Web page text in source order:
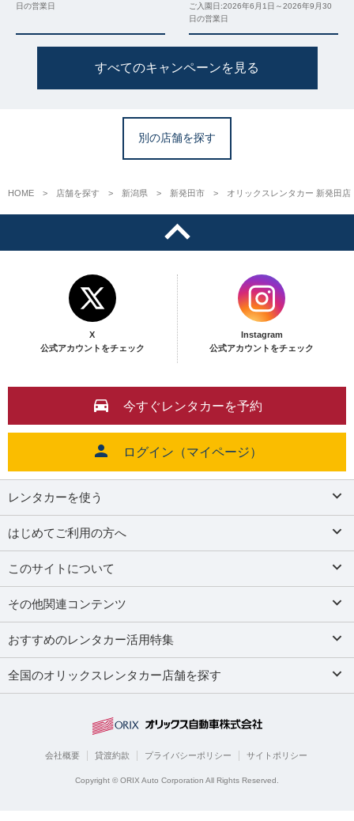
日の営業日
ご入園日:2026年6月1日～2026年9月30
日の営業日
すべてのキャンペーンを見る
別の店舗を探す
HOME 店舗を探す 新潟県 新発田市 オリックスレンタカー 新発田店
X
公式アカウントをチェック
Instagram
公式アカウントをチェック
今すぐレンタカーを予約
ログイン（マイページ）
レンタカーを使う
はじめてご利用の方へ
このサイトについて
その他関連コンテンツ
おすすめのレンタカー活用特集
全国のオリックスレンタカー店舗を探す
会社概要 貸渡約款 プライバシーポリシー サイトポリシー
Copyright © ORIX Auto Corporation All Rights Reserved.